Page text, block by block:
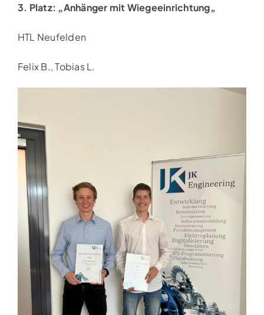
3. Platz: „Anhänger mit Wiegeeinrichtung„
HTL Neufelden
Felix B., Tobias L.